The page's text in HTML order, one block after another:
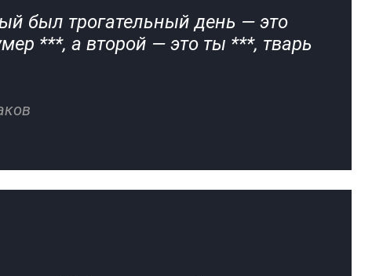
был трогательный день — это
***, а второй — это ты ***, тварь